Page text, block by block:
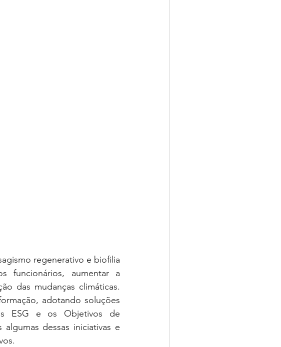
regenerativo e biofilia
funcionários, aumentar a
das mudanças climáticas.
adotando soluções
ESG e os Objetivos de
dessas iniciativas e